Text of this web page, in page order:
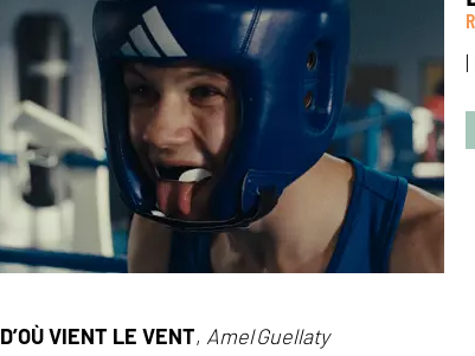
D’OÙ VIENT LE VENT, Amel Guellaty